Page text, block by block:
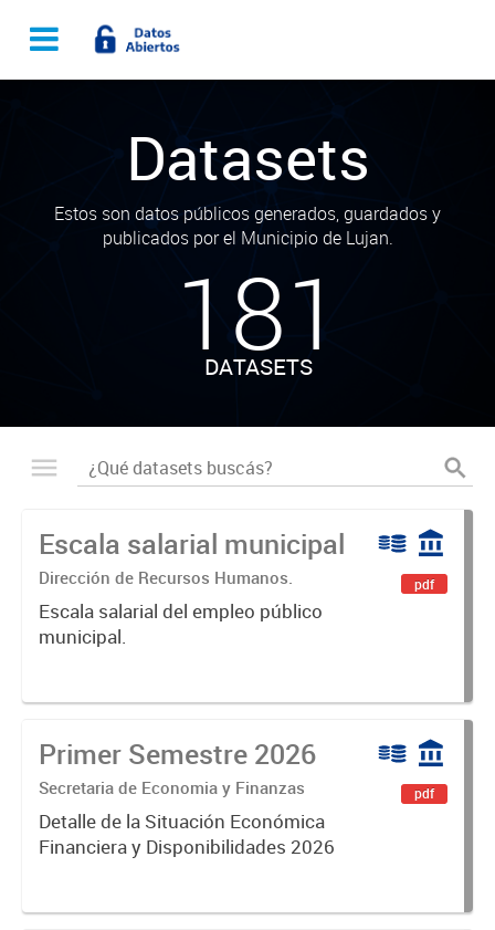
Datasets
Estos son datos públicos generados, guardados y
publicados por el Municipio de Lujan.
181
DATASETS
Escala salarial municipal
Dirección de Recursos Humanos.
Escala salarial del empleo público
municipal.
pdf
Primer Semestre 2026
Secretaria de Economia y Finanzas
Detalle de la Situación Económica
Financiera y Disponibilidades 2026
pdf